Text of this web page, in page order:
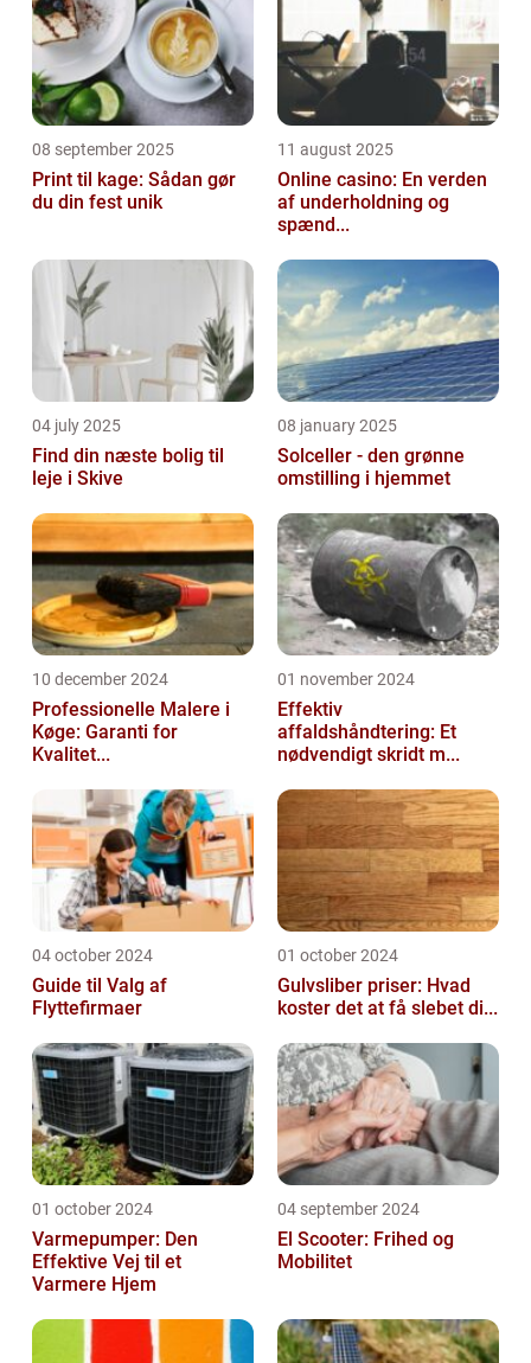
08 september 2025
Print til kage: Sådan gør
du din fest unik
11 august 2025
Online casino: En verden
af underholdning og
spænd...
04 july 2025
Find din næste bolig til
leje i Skive
08 january 2025
Solceller - den grønne
omstilling i hjemmet
10 december 2024
Professionelle Malere i
Køge: Garanti for
Kvalitet...
01 november 2024
Effektiv
affaldshåndtering: Et
nødvendigt skridt m...
04 october 2024
Guide til Valg af
Flyttefirmaer
01 october 2024
Gulvsliber priser: Hvad
koster det at få slebet di...
01 october 2024
Varmepumper: Den
Effektive Vej til et
Varmere Hjem
04 september 2024
El Scooter: Frihed og
Mobilitet